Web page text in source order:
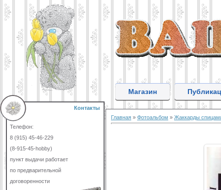
Контакты
Телефон:
8 (915) 45-46-229
(8-915-45-hobby)
пункт выдачи работает
по предварительной
договоренности
Магазин
Главная » Фотоальбом » Жаккарды